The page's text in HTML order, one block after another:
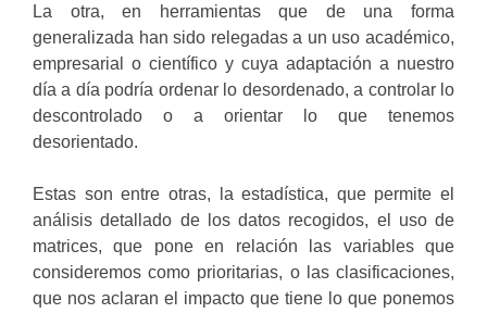
La otra, en herramientas que de una forma
generalizada han sido relegadas a un uso académico,
empresarial o científico y cuya adaptación a nuestro
día a día podría ordenar lo desordenado, a controlar lo
descontrolado o a orientar lo que tenemos
desorientado.
Estas son entre otras, la estadística, que permite el
análisis detallado de los datos recogidos, el uso de
matrices, que pone en relación las variables que
consideremos como prioritarias, o las clasificaciones,
que nos aclaran el impacto que tiene lo que ponemos